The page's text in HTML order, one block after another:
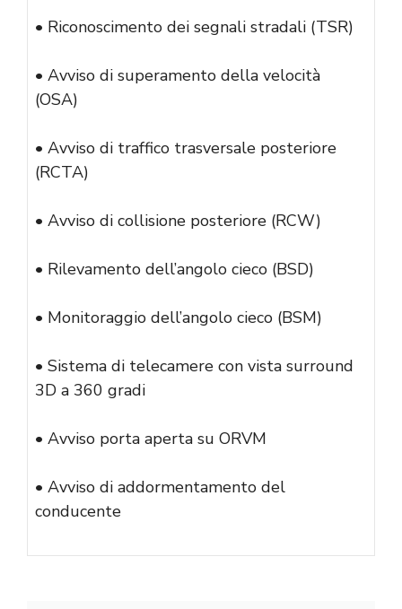
• Riconoscimento dei segnali stradali (TSR)
• Avviso di superamento della velocità
(OSA)
• Avviso di traffico trasversale posteriore
(RCTA)
• Avviso di collisione posteriore (RCW)
• Rilevamento dell’angolo cieco (BSD)
• Monitoraggio dell’angolo cieco (BSM)
• Sistema di telecamere con vista surround
3D a 360 gradi
• Avviso porta aperta su ORVM
• Avviso di addormentamento del
conducente